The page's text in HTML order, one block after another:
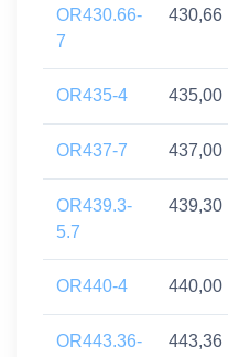
OR430.66-
7
430,66
OR435-4 435,00
OR437-7 437,00
OR439.3-
5.7
439,30
OR440-4 440,00
OR443.36-
443,36